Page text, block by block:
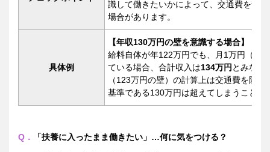
識して働きたいかによって、交通費を含
場合があります。
具体例
【年収130万円の壁を意識する場合】
給料自体が年122万円でも、月1万円（年
ている場合、合計収入は134万円 とみなさ
（123万円の壁）の計算上は交通費を除
基準である130万円は超えてしまうことに
Q． 「扶養に入ったまま働きたい」…何に気をつける？